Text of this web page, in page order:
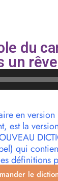
du
un
en
est la
qui
définitions
le